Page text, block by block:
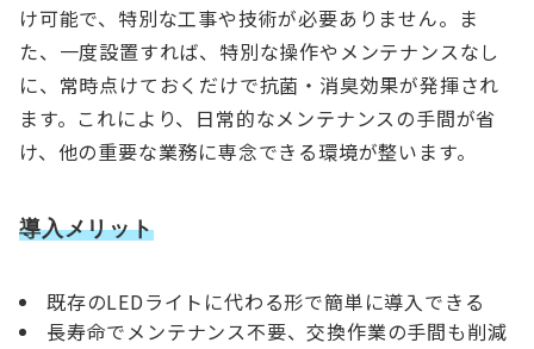
け可能で、特別な工事や技術が必要ありません。ま
た、一度設置すれば、特別な操作やメンテナンスなし
に、常時点けておくだけで抗菌・消臭効果が発揮され
ます。これにより、日常的なメンテナンスの手間が省
け、他の重要な業務に専念できる環境が整います。
導入メリット
既存のLEDライトに代わる形で簡単に導入できる
長寿命でメンテナンス不要、交換作業の手間も削減